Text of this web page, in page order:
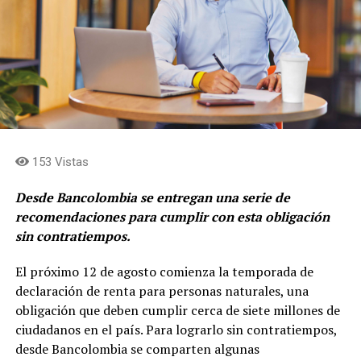
descuento de las acciones frente al valor
fundamental, en acercar los flujos de caja al holding
y en simplificar la estructura para consolidar el rol de
asignación de capital en cabeza de Grupo Argos y
concentrar el rol de gestión de activos y
levantamiento de capital en cabeza de Grupo Argos
Asset Management (Odinsa)»afirma, Juan Esteban
153 Vistas
Desde Bancolombia se entregan una serie de
recomendaciones para cumplir con esta obligación
sin contratiempos.
El próximo 12 de agosto comienza la temporada de
declaración de renta para personas naturales, una
obligación que deben cumplir cerca de siete millones de
ciudadanos en el país. Para lograrlo sin contratiempos,
desde Bancolombia se comparten algunas